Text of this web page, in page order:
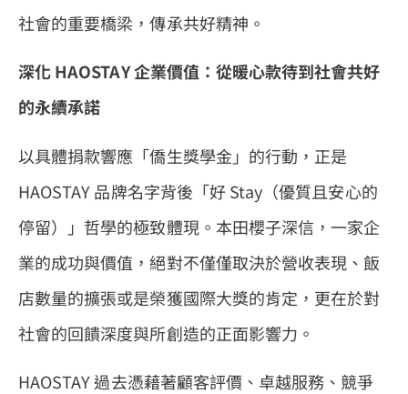
社會的重要橋梁，傳承共好精神。
深化 HAOSTAY 企業價值：從暖心款待到社會共好
的永續承諾
以具體捐款響應「僑生獎學金」的行動，正是
HAOSTAY 品牌名字背後「好 Stay（優質且安心的
停留）」哲學的極致體現。本田櫻子深信，一家企
業的成功與價值，絕對不僅僅取決於營收表現、飯
店數量的擴張或是榮獲國際大獎的肯定，更在於對
社會的回饋深度與所創造的正面影響力。
HAOSTAY 過去憑藉著顧客評價、卓越服務、競爭